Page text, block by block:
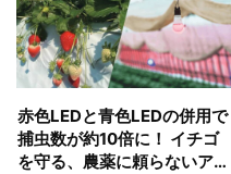
赤色LEDと青色LEDの併用で
捕虫数が約10倍に！ イチゴ
を守る、農薬に頼らないア